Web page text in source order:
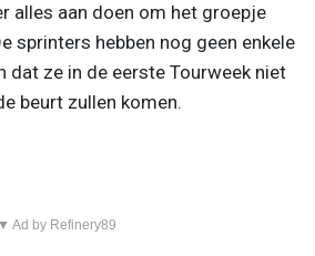
alles aan doen om het groepje
sprinters hebben nog geen enkele
dat ze in de eerste Tourweek niet
beurt zullen komen.
▼ Ad by Refinery89